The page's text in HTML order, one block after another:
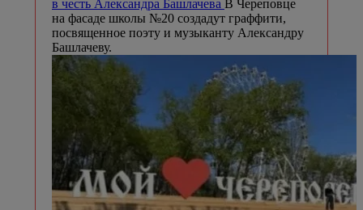
в честь Александра Башлачева В Череповце
на фасаде школы №20 создадут граффити,
посвященное поэту и музыканту Александру
Башлачеву.